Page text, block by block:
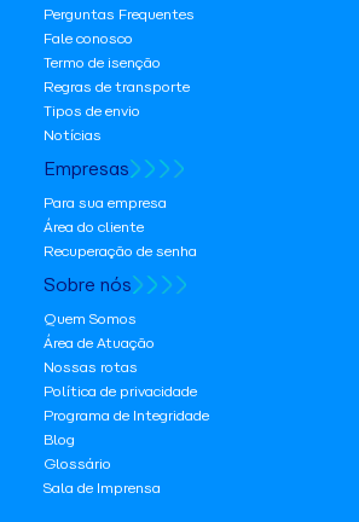
Perguntas Frequentes
Fale conosco
Termo de isenção
Regras de transporte
Tipos de envio
Notícias
Empresas
Para sua empresa
Área do cliente
Recuperação de senha
Sobre nós
Quem Somos
Área de Atuação
Nossas rotas
Política de privacidade
Programa de Integridade
Blog
Glossário
Sala de Imprensa